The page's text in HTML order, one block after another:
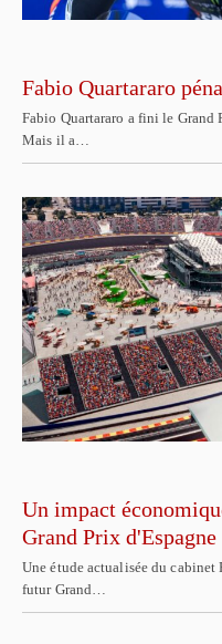
Fabio Quartararo
Fabio Quartararo a fini le Grand
Mais il a…
Un impact
Grand Prix d'Espagne
Une étude actualisée du cabinet
futur Grand…